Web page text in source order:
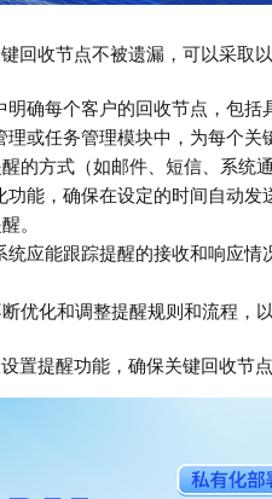
回收节点不被遗漏，可以采取
明确每个客户的回收节点，包括
理或任务管理模块中，为每个
的方式（如邮件、短信、系统通
功能，确保在设定的时间自动
。
应能跟踪提醒的接收和响应
优化和调整提醒规则和流程，
置提醒功能，确保关键回收节点